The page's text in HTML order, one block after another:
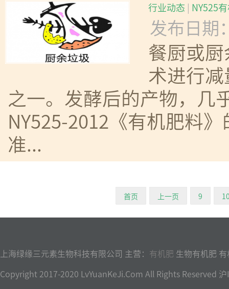
行业动态 | NY525
发布日期
餐厨或
术进行
之一。发酵后的产物，几
NY525-2012《有机肥料
准...
首页 上一页 9
上海绿缘三元素生物科技有限公司 主营： 有机肥 生物有机肥
Copyright 2017-2020 LvYuanKeJi.Com All Rights Reserved